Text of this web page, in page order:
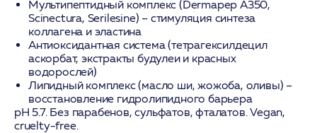
Мультипептидный комплекс (Dermapep A350,
Scinectura, Serilesine) – стимуляция синтеза
коллагена и эластина
Антиоксидантная система(тетрагексилдецил
аскорбат, экстракты будулеи и красных
водорослей)
Липидный комплекс(масло ши, жожоба, оливы) –
восстановление гидролипидного барьера
pH 5.7. Без парабенов, сульфатов, фталатов. Vegan,
cruelty-free.